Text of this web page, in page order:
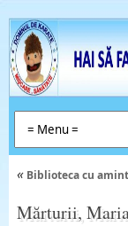
«Biblioteca cu
Mărturii,